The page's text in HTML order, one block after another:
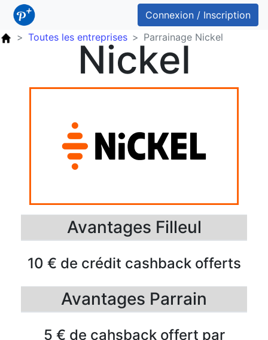
Connexion / Inscription
Toutes les entreprises
Parrainage Nickel
Nickel
Avantages Filleul
10 € de crédit cashback offerts
Avantages Parrain
5 € de cahsback offert par